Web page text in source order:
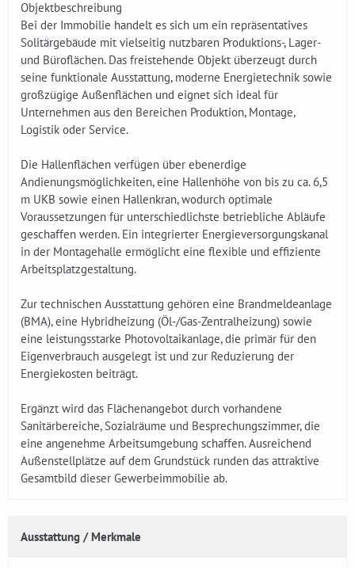
Objektbeschreibung
Bei der Immobilie handelt es sich um ein repräsentatives
Solitärgebäude mit vielseitig nutzbaren Produktions-, Lager-
und Büroflächen. Das freistehende Objekt überzeugt durch
seine funktionale Ausstattung, moderne Energietechnik sowie
großzügige Außenflächen und eignet sich ideal für
Unternehmen aus den Bereichen Produktion, Montage,
Logistik oder Service.
Die Hallenflächen verfügen über ebenerdige
Andienungsmöglichkeiten, eine Hallenhöhe von bis zu ca. 6,5
m UKB sowie einen Hallenkran, wodurch optimale
Voraussetzungen für unterschiedlichste betriebliche Abläufe
geschaffen werden. Ein integrierter Energieversorgungskanal
in der Montagehalle ermöglicht eine flexible und effiziente
Arbeitsplatzgestaltung.
Zur technischen Ausstattung gehören eine Brandmeldeanlage
(BMA), eine Hybridheizung (Öl-/Gas-Zentralheizung) sowie
eine leistungsstarke Photovoltaikanlage, die primär für den
Eigenverbrauch ausgelegt ist und zur Reduzierung der
Energiekosten beiträgt.
Ergänzt wird das Flächenangebot durch vorhandene
Sanitärbereiche, Sozialräume und Besprechungszimmer, die
eine angenehme Arbeitsumgebung schaffen. Ausreichend
Außenstellplätze auf dem Grundstück runden das attraktive
Gesamtbild dieser Gewerbeimmobilie ab.
Ausstattung / Merkmale